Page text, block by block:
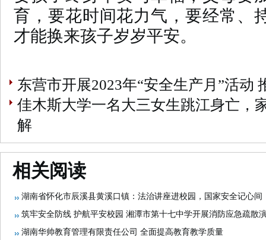
育，要花时间花力气，要经常、
才能换来孩子岁岁平安。
东营市开展2023年“安全生产月”活动
佳木斯大学一名大三女生跳江身亡，
解
相关阅读
湖南省怀化市辰溪县黄溪口镇：法治讲座进校园，国家安全记心间
筑牢安全防线 护航平安校园 湘潭市第十七中学开展消防应急疏散
湖南华帅教育管理有限责任公司 全面提高教育教学质量